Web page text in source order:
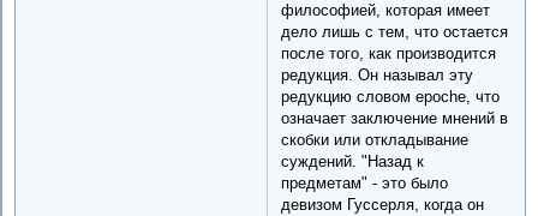
философией, которая имеет
дело лишь с тем, что остается
после того, как производится
редукция. Он называл эту
редукцию словом epoche, что
означает заключение мнений в
скобки или откладывание
суждений. "Назад к
предметам" - это было
девизом Гуссерля, когда он